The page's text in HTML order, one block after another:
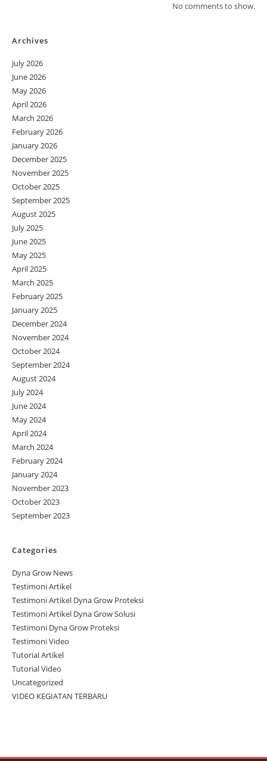
No comments to show.
Archives
July 2026
June 2026
May 2026
April 2026
March 2026
February 2026
January 2026
December 2025
November 2025
October 2025
September 2025
August 2025
July 2025
June 2025
May 2025
April 2025
March 2025
February 2025
January 2025
December 2024
November 2024
October 2024
September 2024
August 2024
July 2024
June 2024
May 2024
April 2024
March 2024
February 2024
January 2024
November 2023
October 2023
September 2023
Categories
Dyna Grow News
Testimoni Artikel
Testimoni Artikel Dyna Grow Proteksi
Testimoni Artikel Dyna Grow Solusi
Testimoni Dyna Grow Proteksi
Testimoni Video
Tutorial Artikel
Tutorial Video
Uncategorized
VIDEO KEGIATAN TERBARU